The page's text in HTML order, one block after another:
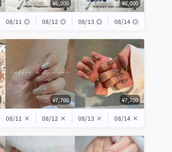
¥6,000 ¥6,000
08/11 ◎ 08/12 ◎ 08/13 ◎ 08/14 ◎
¥7,700 ¥7,700
08/11 × 08/12 × 08/13 × 08/14 ×